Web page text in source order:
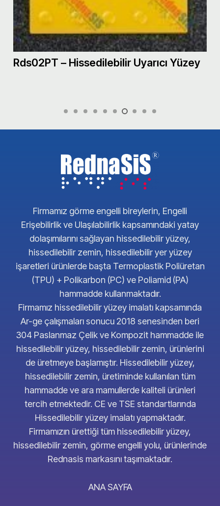
Rds02PT – Hissedilebilir Uyarıcı Yüzey
Firmamız görme engelli bireylerin, Engelli
Erişebilirlik ve Ulaşılabilirlik kapsamındaki yatay
dolaşımılarını sağlayan hissedilebilir yüzey,
hissedilebilir zemin, hissedilebilir yer yüzey
işaretleri ürünlerde başta Termoplastik Poliüretan
(TPU) + Polikarbon (PC) ve Poliamid (PA)
hammadde kullanmaktadır.
Firmamız hissedilebilir yüzey imalatı kapsamında
Ar-ge çalışmaları sonucu 2018 senesinden beri
304 Paslanmaz Çelik ve Kompozit hammadde ile
hissedilebilir yüzey, hissedilebilir zemin, ürünlerini
de üretmeye başlamıştır. Hissedilebilir yüzey,
hissedilebilir zemin, üretiminde kullanılan tüm
hammadde ve ara mamullerde kaliteli ürünleri
tercih etmektedir. CE ve TSE standartlarında
Hissedilebilir yüzey imalatı yapmaktadır.
Firmamızın ürettiği tüm hissedilebilir yüzey,
hissedilebilir zemin, görme engelli yolu, ürünlerinde
Rednasis markasını taşımaktadır.
ANA SAYFA